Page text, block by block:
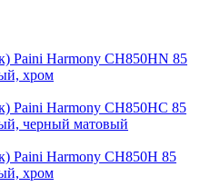
Paini Harmony CH850HN 85
хром
Paini Harmony CH850HC 85
черный матовый
Paini Harmony CH850H 85
хром